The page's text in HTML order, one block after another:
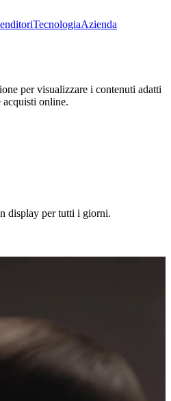
TecnologiaAzienda
per visualizzare i contenuti adatti
acquisti online.
display per tutti i giorni.